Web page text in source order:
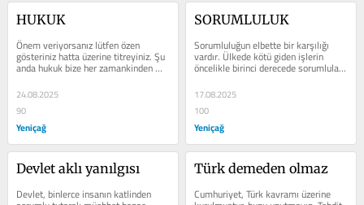
HUKUK
Önem veriyorsanız lütfen özen
gösteriniz hatta üzerine titreyiniz. Şu
anda hukuk bize her zamankinden
hukuk,...
24.08.2025
90
Yeniçağ
SORUMLULUK
Sorumluluğun elbette bir karşılığı
vardır. Ülkede kötü giden işlerin
öncelikle birinci derecede sorumluları
17.08.2025
100
Yeniçağ
Devlet aklı yanılgısı
Devlet, binlerce insanın katlinden
Türk demeden olmaz
Cumhuriyet, Türk kavramı üzerine